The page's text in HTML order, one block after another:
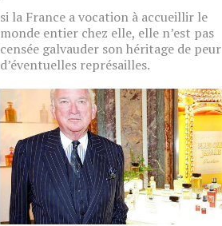
si la France a vocation à accueillir le
monde entier chez elle, elle n’est pas
censée galvauder son héritage de peur
d’éventuelles représailles.